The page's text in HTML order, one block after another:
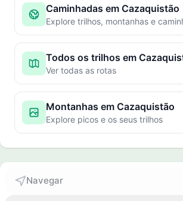
Caminhadas em Cazaquistão
Explore trilhos, montanhas e
Todos os trilhos em
Ver todas as rotas
Montanhas em Cazaquistão
Explore picos e os seus trilhos
Navegar